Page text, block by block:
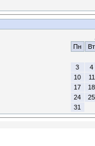
Пн
Вт
3
4
10
11
17
18
24
25
31